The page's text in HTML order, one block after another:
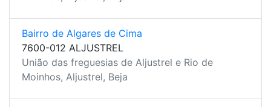
Bairro de Algares de Cima
7600-012 ALJUSTREL
União das freguesias de Aljustrel e Rio de
Moinhos, Aljustrel, Beja